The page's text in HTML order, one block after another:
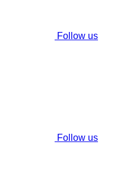
Follow us
Follow us